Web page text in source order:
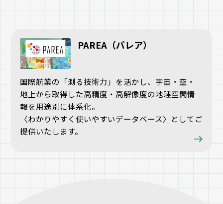
PAREA（パレア）
国際航業の「測る技術力」を活かし、宇宙・空・
地上から取得した高精度・高解像度の地理空間情
報を用途別に体系化。
〈わかりやすく使いやすいデータベース〉としてご
提供いたします。